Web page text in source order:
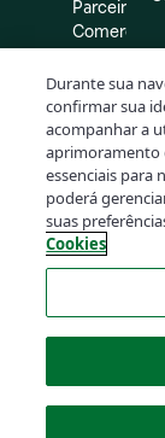
Parceiros
Comerciais
Impulso
Durante sua
confirmar sua
acompanhar a
aprimoramento
essenciais para
poderá
suas
Cookies